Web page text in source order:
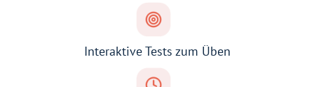
Interaktive Tests zum Üben